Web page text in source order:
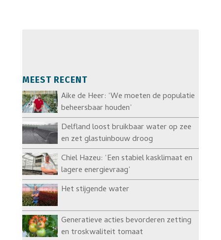
MEEST RECENT
Aike de Heer: ‘We moeten de populatie
beheersbaar houden’
Delfland loost bruikbaar water op zee
en zet glastuinbouw droog
Chiel Hazeu: ‘Een stabiel kasklimaat en
lagere energievraag’
Het stijgende water
Generatieve acties bevorderen zetting
en troskwaliteit tomaat